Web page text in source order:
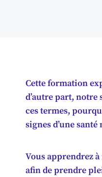
Cette formation
d’autre part, notre
ces termes,
signes d’une
Vous apprendrez
afin de prendre